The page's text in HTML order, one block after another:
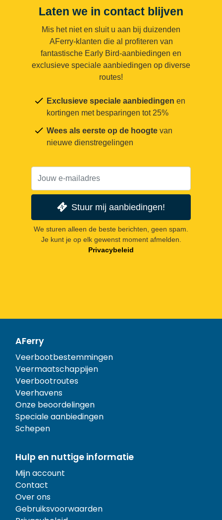
Laten we in contact blijven
Mis het niet en sluit u aan bij duizenden
AFerry-klanten die al profiteren van
fantastische Early Bird-aanbiedingen en
exclusieve speciale aanbiedingen op diverse
routes!
Exclusieve speciale aanbiedingen en
kortingen met besparingen tot 25%
Wees als eerste op de hoogte van
nieuwe dienstregelingen
Stuur mij aanbiedingen!
We sturen alleen de beste berichten, geen spam.
Je kunt je op elk gewenst moment afmelden.
Privacybeleid
AFerry
Veerbootbestemmingen
Veermaatschappijen
Veerbootroutes
Veerhavens
Onze beoordelingen
Speciale aanbiedingen
Schepen
Hulp en nuttige informatie
Mijn account
Contact
Over ons
Gebruiksvoorwaarden